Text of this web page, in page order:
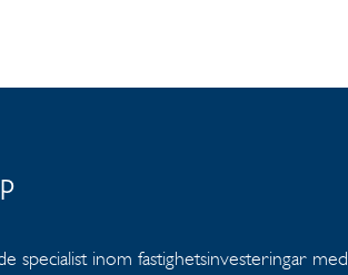
specialist inom fastighetsinvesteringar med